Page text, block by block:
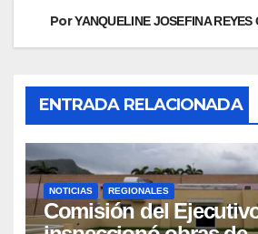
PorYANQUELINE JOSEFINA REYES
ENTRADA RELACIONADA
NOTICIAS REGIONALES
Comisión del